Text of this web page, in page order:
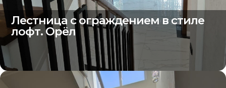
Лестница с ограждением в стиле
лофт. Орёл